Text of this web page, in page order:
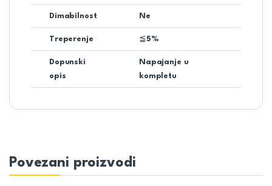
Dimabilnost Ne
Treperenje ≦5%
Dopunski
opis
Napajanje u
kompletu
Povezani proizvodi